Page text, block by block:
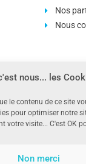
nous... les
le contenu de ce site
pour optimiser notre
votre visite... C'est OK
Non merci
Nos
Nous